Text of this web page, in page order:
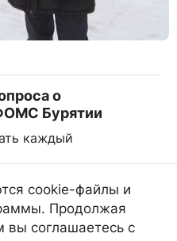
о
Бурятии
каждый
до -6 градусов
cookie-файлы и
Продолжая
вы соглашаетесь с